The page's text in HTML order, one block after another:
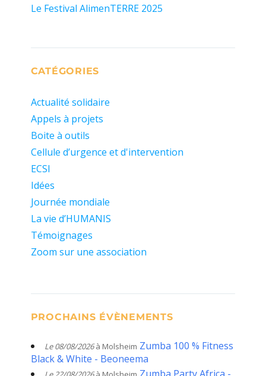
Le Festival AlimenTERRE 2025
CATÉGORIES
Actualité solidaire
Appels à projets
Boite à outils
Cellule d’urgence et d'intervention
ECSI
Idées
Journée mondiale
La vie d’HUMANIS
Témoignages
Zoom sur une association
PROCHAINS ÉVÈNEMENTS
Le 08/08/2026à Molsheim Zumba 100 % Fitness
Black & White - Beoneema